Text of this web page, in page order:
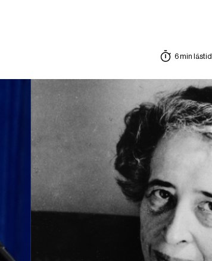
6 min lästid